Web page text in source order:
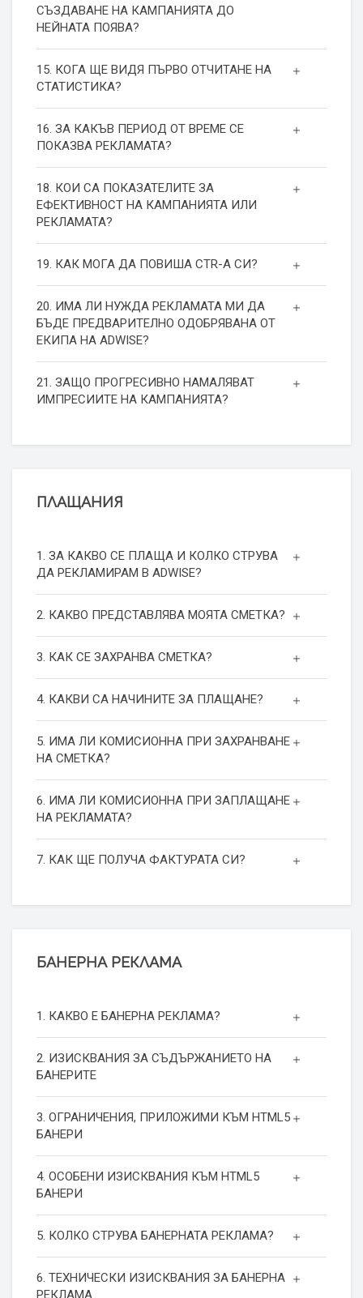
СЪЗДАВАНЕ НА КАМПАНИЯТА ДО
НЕЙНАТА ПОЯВА?
15. КОГА ЩЕ ВИДЯ ПЪРВО ОТЧИТАНЕ НА
СТАТИСТИКА?
16. ЗА КАКЪВ ПЕРИОД ОТ ВРЕМЕ СЕ
ПОКАЗВА РЕКЛАМАТА?
18. КОИ СА ПОКАЗАТЕЛИТЕ ЗА
ЕФЕКТИВНОСТ НА КАМПАНИЯТА ИЛИ
РЕКЛАМАТА?
19. КАК МОГА ДА ПОВИША СТR-А СИ?
20. ИМА ЛИ НУЖДА РЕКЛАМАТА МИ ДА
БЪДЕ ПРЕДВАРИТЕЛНО ОДОБРЯВАНА ОТ
ЕКИПА НА ADWISE?
21. ЗАЩО ПРОГРЕСИВНО НАМАЛЯВАТ
ИМПРЕСИИТЕ НА КАМПАНИЯТА?
ПЛАЩАНИЯ
1. ЗА КАКВО СЕ ПЛАЩА И КОЛКО СТРУВА
ДА РЕКЛАМИРАМ В ADWISE?
2. КАКВО ПРЕДСТАВЛЯВА МОЯТА СМЕТКА?
3. КАК СЕ ЗАХРАНВА СМЕТКА?
4. КАКВИ СА НАЧИНИТЕ ЗА ПЛАЩАНЕ?
5. ИМА ЛИ КОМИСИОННА ПРИ ЗАХРАНВАНЕ
НА СМЕТКА?
6. ИМА ЛИ КОМИСИОННА ПРИ ЗАПЛАЩАНЕ
НА РЕКЛАМАТА?
7. КАК ЩЕ ПОЛУЧА ФАКТУРАТА СИ?
БАНЕРНА РЕКЛАМА
1. КАКВО Е БАНЕРНА РЕКЛАМА?
2. ИЗИСКВАНИЯ ЗА СЪДЪРЖАНИЕТО НА
БАНЕРИТЕ
3. ОГРАНИЧЕНИЯ, ПРИЛОЖИМИ КЪМ HTML5
БАНЕРИ
4. ОСОБЕНИ ИЗИСКВАНИЯ КЪМ HTML5
БАНЕРИ
5. КОЛКО СТРУВА БАНЕРНАТА РЕКЛАМА?
6. ТЕХНИЧЕСКИ ИЗИСКВАНИЯ ЗА БАНЕРНА
РЕКЛАМА